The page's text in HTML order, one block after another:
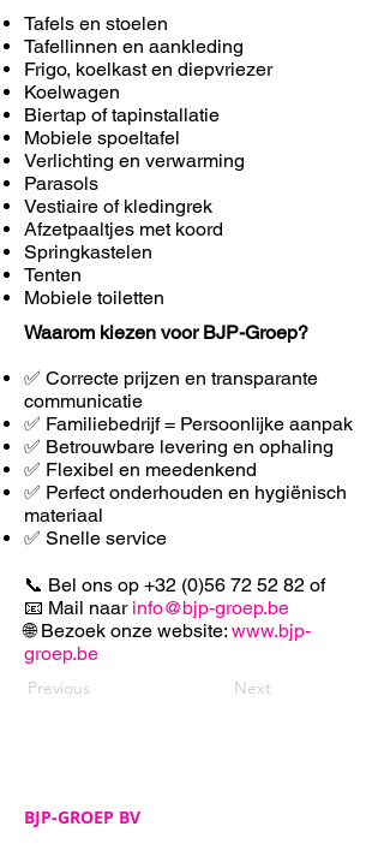
Tafels en stoelen
Tafellinnen en aankleding
Frigo, koelkast en diepvriezer
Koelwagen
Biertap of tapinstallatie
Mobiele spoeltafel
Verlichting en verwarming
Parasols
Vestiaire of kledingrek
Afzetpaaltjes met koord
Springkastelen
Tenten
Mobiele toiletten
Waarom kiezen voor BJP-Groep?
✅ Correcte prijzen en transparante
communicatie
✅ Familiebedrijf = Persoonlijke aanpak
✅ Betrouwbare levering en ophaling
✅ Flexibel en meedenkend
✅ Perfect onderhouden en hygiënisch
materiaal
✅ Snelle service
📞 Bel ons op +32 (0)56 72 52 82 of
📧 Mail naar info@bjp-groep.be
🌐 Bezoek onze website: www.bjp-
groep.be
Previous Next
BJP-GROEP BV